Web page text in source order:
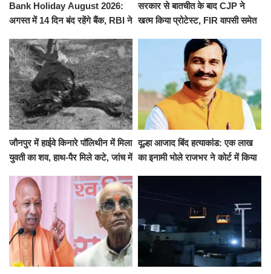
Bank Holiday August 2026:
अगस्त में 14 दिन बंद रहेंगे बैंक, RBI ने
सरकार से बातचीत के बाद CJP ने
खत्म किया प्रोटेस्ट, FIR वापसी समेत
जौनपुर में हाईवे किनारे पॉलिथीन में मिला
युवती का शव, हाथ-पैर मिले कटे, जांच में
दूल्हा आजाद बिंद हत्याकांड: एक लाख
का इनामी भोले राजभर ने कोर्ट में किया